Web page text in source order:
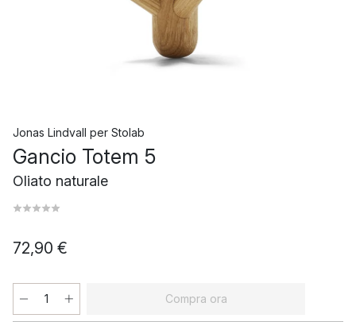
Jonas Lindvall per Stolab
Gancio Totem 5
Oliato naturale
72,90 €
Compra ora